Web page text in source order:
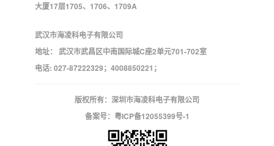
大厦17层1705、1706、1709A
武汉市海凌科电子有限公司
地址： 武汉市武昌区中南国际城C座2单元701-702室
电话: 027-87222329；4008850221；
版权所有：深圳市海凌科电子有限公司
备案号： 粤ICP备12055399号-1